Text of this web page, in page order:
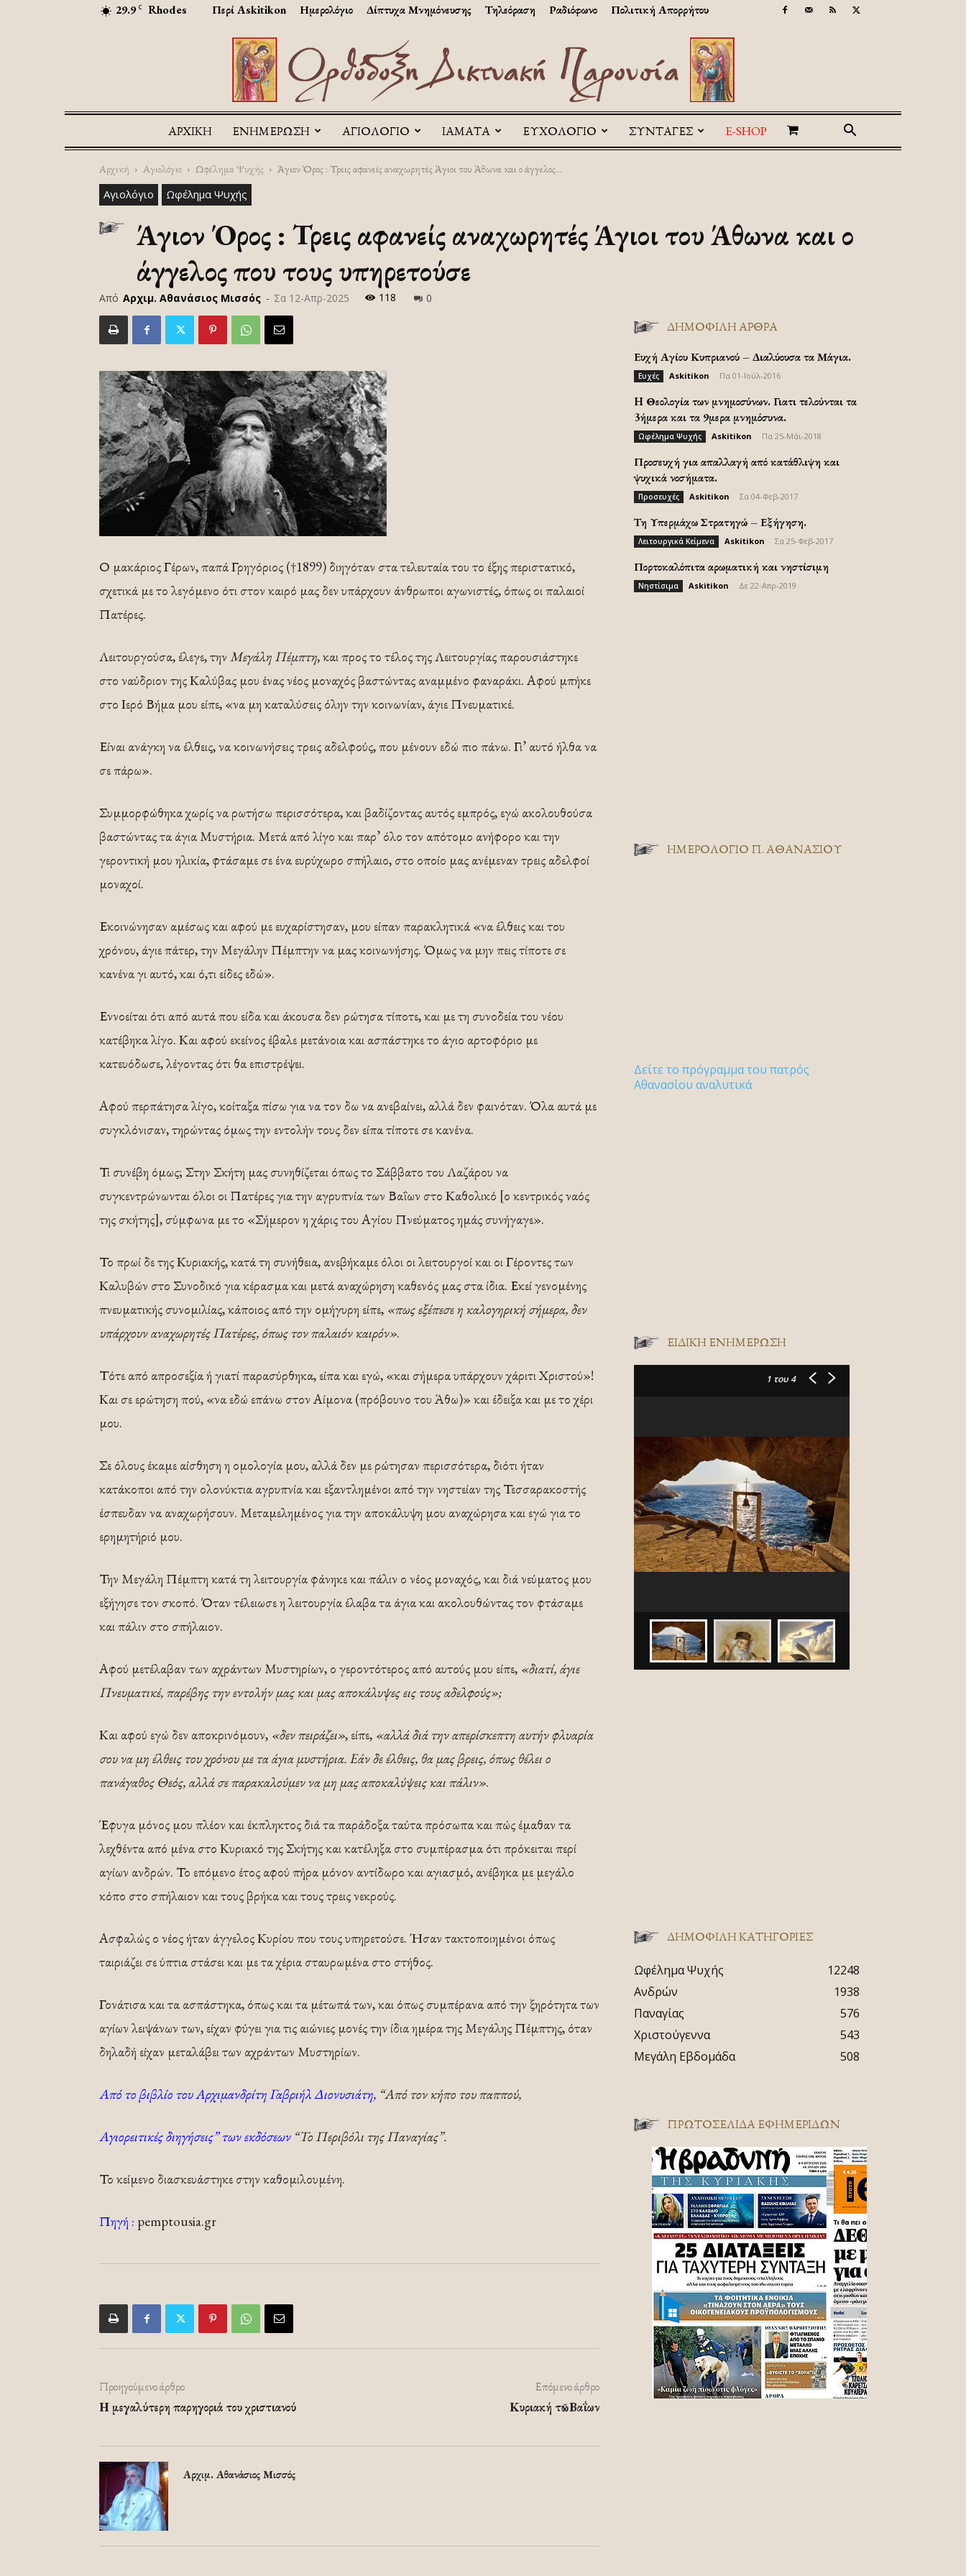
29.9 C Rhodes Περί Askitikon Ημερολόγιο Δίπτυχα Μνημόνευσης Τηλεόραση Ραδιόφωνο Πολιτική Απορρήτου
Askitikon
ΑΡΧΙΚΉ ΕΝΗΜΕΡΩΣΗ ΑΓΙΟΛΟΓΙΟ ΙΑΜΑΤΑ ΕΥΧΟΛΟΓΙΟ ΣΥΝΤΑΓΕΣ E-SHOP
Αρχική Αγιολόγιο Ωφέλημα Ψυχής Άγιον Όρος : Τρεις αφανείς αναχωρητές Άγιοι του Άθωνα και ο άγγελος...
Αγιολόγιο Ωφέλημα Ψυχής
Άγιον Όρος : Τρεις αφανείς αναχωρητές Άγιοι του Άθωνα και ο
άγγελος που τους υπηρετούσε
Από Αρχιμ. Αθανάσιος Μισσός - Σα 12-Απρ-2025 118 0
Ο μακάριος Γέρων, παπά Γρηγόριος (†1899) διηγόταν στα τελευταία του το έξης περιστατικό,
σχετικά με το λεγόμενο ότι στον καιρό μας δεν υπάρχουν άνθρωποι αγωνιστές, όπως οι παλαιοί
Πατέρες.
Λειτουργούσα, έλεγε, την Μεγάλη Πέμπτη, και προς το τέλος της Λειτουργίας παρουσιάστηκε
στο ναύδριον της Καλύβας μου ένας νέος μοναχός βαστώντας αναμμένο φαναράκι. Αφού μπήκε
στο Ιερό Βήμα μου είπε, «να μη καταλύσεις όλην την κοινωνίαν, άγιε Πνευματικέ.
Είναι ανάγκη να έλθεις, να κοινωνήσεις τρεις αδελφούς, που μένουν εδώ πιο πάνω. Γι’ αυτό ήλθα να
σε πάρω».
Συμμορφώθηκα χωρίς να ρωτήσω περισσότερα, και βαδίζοντας αυτός εμπρός, εγώ ακολουθούσα
βαστώντας τα άγια Μυστήρια. Μετά από λίγο και παρ’ όλο τον απότομο ανήφορο και την
γεροντική μου ηλικία, φτάσαμε σε ένα ευρύχωρο σπήλαιο, στο οποίο μας ανέμεναν τρεις αδελφοί
μοναχοί.
Εκοινώνησαν αμέσως και αφού με ευχαρίστησαν, μου είπαν παρακλητικά «να έλθεις και του
χρόνου, άγιε πάτερ, την Μεγάλην Πέμπτην να μας κοινωνήσης. Όμως να μην πεις τίποτε σε
κανένα γι αυτό, και ό,τι είδες εδώ».
Εννοείται ότι από αυτά που είδα και άκουσα δεν ρώτησα τίποτε, και με τη συνοδεία του νέου
κατέβηκα λίγο. Και αφού εκείνος έβαλε μετάνοια και ασπάστηκε το άγιο αρτοφόριο με
κατευόδωσε, λέγοντας ότι θα επιστρέψει.
Αφού περπάτησα λίγο, κοίταξα πίσω για να τον δω να ανεβαίνει, αλλά δεν φαινόταν. Όλα αυτά με
συγκλόνισαν, τηρώντας όμως την εντολήν τους δεν είπα τίποτε σε κανένα.
Τι συνέβη όμως; Στην Σκήτη μας συνηθίζεται όπως το Σάββατο του Λαζάρου να
συγκεντρώνωνται όλοι οι Πατέρες για την αγρυπνία των Βαΐων στο Καθολικό [ο κεντρικός ναός
της σκήτης], σύμφωνα με το «Σήμερον η χάρις του Αγίου Πνεύματος ημάς συνήγαγε».
Το πρωί δε της Κυριακής, κατά τη συνήθεια, ανεβήκαμε όλοι οι λειτουργοί και οι Γέροντες των
Καλυβών στο Συνοδικό για κέρασμα και μετά αναχώρηση καθενός μας στα ίδια. Εκεί γενομένης
πνευματικής συνομιλίας, κάποιος από την ομήγυρη είπε, «πως εξέπεσε η καλογηρική σήμερα, δεν
υπάρχουν αναχωρητές Πατέρες, όπως τον παλαιόν καιρόν».
Τότε από απροσεξία ή γιατί παρασύρθηκα, είπα και εγώ, «και σήμερα υπάρχουν χάριτι Χριστού»!
Και σε ερώτηση πού, «να εδώ επάνω στον Αίμονα (πρόβουνο του Άθω)» και έδειξα και με το χέρι
μου.
Σε όλους έκαμε αίσθηση η ομολογία μου, αλλά δεν με ρώτησαν περισσότερα, διότι ήταν
κατάκοποι από την ολονύκτια αγρυπνία και εξαντλημένοι από την νηστείαν της Τεσσαρακοστής
έσπευδαν να αναχωρήσουν. Μεταμελημένος για την αποκάλυψη μου αναχώρησα και εγώ για το
ερημητήριό μου.
Την Μεγάλη Πέμπτη κατά τη λειτουργία φάνηκε και πάλιν ο νέος μοναχός, και διά νεύματος μου
εξήγησε τον σκοπό. Όταν τέλειωσε η λειτουργία έλαβα τα άγια και ακολουθώντας τον φτάσαμε
και πάλιν στο σπήλαιον.
Αφού μετέλαβαν των αχράντων Μυστηρίων, ο γεροντότερος από αυτούς μου είπε, «διατί, άγιε
Πνευματικέ, παρέβης την εντολήν μας και μας αποκάλυψες εις τους αδελφούς»;
Και αφού εγώ δεν αποκρινόμουν, «δεν πειράζει», είπε, «αλλά διά την απερίσκεπτη αυτήν φλυαρία
σου να μη έλθεις του χρόνου με τα άγια μυστήρια. Εάν δε έλθεις, θα μας βρεις, όπως θέλει ο
πανάγαθος Θεός, αλλά σε παρακαλούμεν να μη μας αποκαλύψεις και πάλιν».
Έφυγα μόνος μου πλέον και έκπληκτος διά τα παράδοξα ταύτα πρόσωπα και πώς έμαθαν τα
λεχθέντα από μένα στο Κυριακό της Σκήτης και κατέληξα στο συμπέρασμα ότι πρόκειται περί
αγίων ανδρών. Το επόμενο έτος αφού πήρα μόνον αντίδωρο και αγιασμό, ανέβηκα με μεγάλο
κόπο στο σπήλαιον και τους βρήκα και τους τρεις νεκρούς.
Ασφαλώς ο νέος ήταν άγγελος Κυρίου που τους υπηρετούσε. Ήσαν τακτοποιημένοι όπως
ταιριάζει σε ύπτια στάσει και με τα χέρια σταυρωμένα στο στήθος.
Γονάτισα και τα ασπάστηκα, όπως και τα μέτωπά των, και όπως συμπέρανα από την ξηρότητα των
αγίων λειψάνων των, είχαν φύγει για τις αιώνιες μονές την ίδια ημέρα της Μεγάλης Πέμπτης, όταν
δηλαδή είχαν μεταλάβει των αχράντων Μυστηρίων.
Από το βιβλίο του Αρχιμανδρίτη Γαβριήλ Διονυσιάτη, “Από τον κήπο του παππού,
Αγιορειτικές διηγήσεις” των εκδόσεων“Το Περιβόλι της Παναγίας”.
Το κείμενο διασκευάστηκε στην καθομιλουμένη.
Πηγή : pemptousia.gr
Προηγούμενο άρθρο
Η μεγαλύτερη παρηγοριά του χριστιανού
Επόμενο άρθρο
Κυριακή τῶν Βαΐων
Αρχιμ. Αθανάσιος Μισσός
ΔΗΜΟΦΙΛΗ ΑΡΘΡΑ
Ευχή Αγίου Κυπριανού – Διαλύουσα τα Μάγια.
Ευχές Askitikon Πα 01-Ιούλ-2016
H Θεολογία των μνημοσύνων. Γιατι τελούνται τα
3ήμερα και τα 9μερα μνημόσυνα.
Ωφέλημα Ψυχής Askitikon Πα 25-Μάι-2018
Προσευχή για απαλλαγή από κατάθλιψη και
ψυχικά νοσήματα.
Προσευχές Askitikon Σα 04-Φεβ-2017
Τη Υπερμάχω Στρατηγώ – Εξήγηση.
Λειτουργικά Κείμενα Askitikon Σα 25-Φεβ-2017
Πορτοκαλόπιτα αρωματική και νηστίσιμη
Νηστίσιμα Askitikon Δε 22-Απρ-2019
ΗΜΕΡΟΛΟΓΙΟ Π. ΑΘΑΝΑΣΙΟΥ
Δείτε το πρόγραμμα του πατρός
Αθανασίου αναλυτικά
ΕΙΔΙΚΉ ΕΝΗΜΈΡΩΣΗ
1 του 4
ΔΗΜΟΦΙΛΗ ΚΑΤΗΓΟΡΙΕΣ
Ωφέλημα Ψυχής
12248
Ανδρών
1938
Παναγίας
576
Χριστούγεννα
543
Μεγάλη Εβδομάδα
508
ΠΡΩΤΟΣΈΛΙΔΑ ΕΦΗΜΕΡΊΔΩΝ